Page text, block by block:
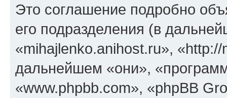
Это соглашение подробно
его подразделения (в
«mihajlenko.anihost.ru»,
дальнейшем «они»,
«www.phpbb.com», «phpBB